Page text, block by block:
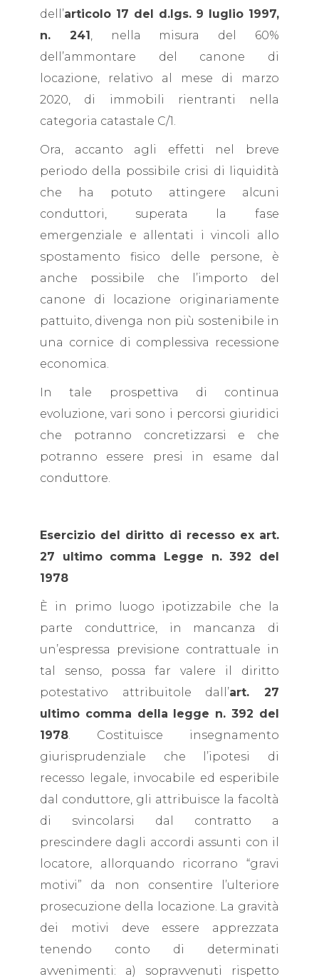
dell’articolo 17 del d.lgs. 9 luglio 1997,
n. 241 , nella misura del 60%
dell’ammontare del canone di
locazione, relativo al mese di marzo
2020, di immobili rientranti nella
categoria catastale C/1.
Ora, accanto agli effetti nel breve
periodo della possibile crisi di liquidità
che ha potuto attingere alcuni
conduttori, superata la fase
emergenziale e allentati i vincoli allo
spostamento fisico delle persone, è
anche possibile che l’importo del
canone di locazione originariamente
pattuito, divenga non più sostenibile in
una cornice di complessiva recessione
economica.
In tale prospettiva di continua
evoluzione, vari sono i percorsi giuridici
che potranno concretizzarsi e che
potranno essere presi in esame dal
conduttore.
Esercizio del diritto di recesso ex art.
27 ultimo comma Legge n. 392 del
1978
È in primo luogo ipotizzabile che la
parte conduttrice, in mancanza di
un’espressa previsione contrattuale in
tal senso, possa far valere il diritto
potestativo attribuitole dall’art. 27
ultimo comma della legge n. 392 del
1978 . Costituisce insegnamento
giurisprudenziale che l’ipotesi di
recesso legale, invocabile ed esperibile
dal conduttore, gli attribuisce la facoltà
di svincolarsi dal contratto a
prescindere dagli accordi assunti con il
locatore, allorquando ricorrano “gravi
motivi” da non consentire l’ulteriore
prosecuzione della locazione. La gravità
dei motivi deve essere apprezzata
tenendo conto di determinati
avvenimenti: a) sopravvenuti rispetto